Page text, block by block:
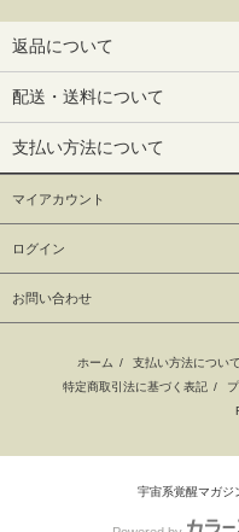
返品について
配送・送料について
支払い方法について
マイアカウント
ログイン
お問い合わせ
ホーム / 支払い方法について
特定商取引法に基づく表記 /
宇宙系覚醒マガジ